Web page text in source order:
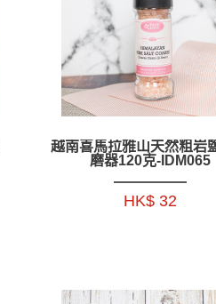
越南喜馬拉雅山天然粗岩
磨器120克-IDM065
HK$ 32